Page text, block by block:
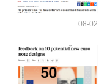
08-02